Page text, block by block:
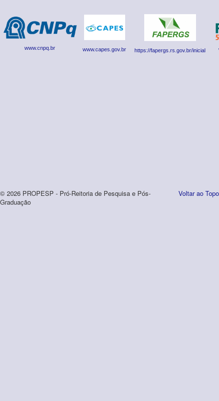
www.cnpq.br www.capes.gov.br https://fapergs.rs.gov.br/inicial
Voltar ao Topo
© 2026 PROPESP - Pró-Reitoria de Pesquisa e Pós-
Graduação